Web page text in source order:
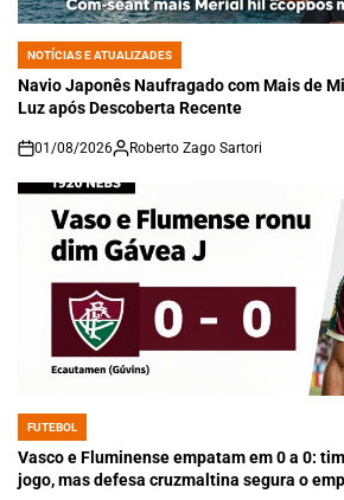
POSTED
IN
NOTÍCIAS E ATUALIZADES
Navio Japonês Naufragado com Mais de
Luz após Descoberta Recente
on
01/08/2026 Roberto Zago Sartori
POSTED
IN
FUTEBOL
Vasco e Fluminense empatam em 0 a 0:
jogo, mas defesa cruzmaltina segura o